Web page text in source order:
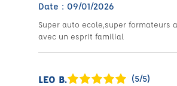
Date : 09/01/2026
Super auto ecole,super
avec un esprit familial
LEO B. (5/5)